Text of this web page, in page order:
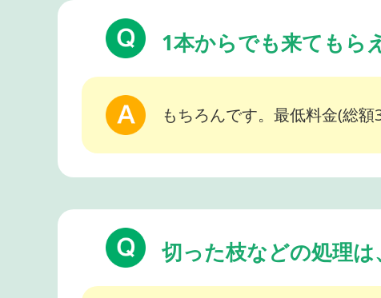
1本からでも来てもら
もちろんです。最低料金(総額
切った枝などの処理